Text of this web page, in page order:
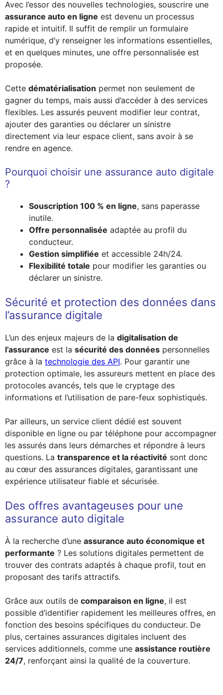
Avec l’essor des nouvelles technologies, souscrire une
assurance auto en ligne est devenu un processus
rapide et intuitif. Il suffit de remplir un formulaire
numérique, d’y renseigner les informations essentielles,
et en quelques minutes, une offre personnalisée est
proposée.
Cette dématérialisation permet non seulement de
gagner du temps, mais aussi d’accéder à des services
flexibles. Les assurés peuvent modifier leur contrat,
ajouter des garanties ou déclarer un sinistre
directement via leur espace client, sans avoir à se
rendre en agence.
Pourquoi choisir une assurance auto digitale
?
Souscription 100 % en ligne, sans paperasse
inutile.
Offre personnalisée adaptée au profil du
conducteur.
Gestion simplifiée et accessible 24h/24.
Flexibilité totale pour modifier les garanties ou
déclarer un sinistre.
Sécurité et protection des données dans
l’assurance digitale
L’un des enjeux majeurs de la digitalisation de
l’assurance est la sécurité des données personnelles
grâce à la technologie des API. Pour garantir une
protection optimale, les assureurs mettent en place des
protocoles avancés, tels que le cryptage des
informations et l’utilisation de pare-feux sophistiqués.
Par ailleurs, un service client dédié est souvent
disponible en ligne ou par téléphone pour accompagner
les assurés dans leurs démarches et répondre à leurs
questions. La transparence et la réactivité sont donc
au cœur des assurances digitales, garantissant une
expérience utilisateur fiable et sécurisée.
Des offres avantageuses pour une
assurance auto digitale
À la recherche d’une assurance auto économique et
performante ? Les solutions digitales permettent de
trouver des contrats adaptés à chaque profil, tout en
proposant des tarifs attractifs.
Grâce aux outils de comparaison en ligne, il est
possible d’identifier rapidement les meilleures offres, en
fonction des besoins spécifiques du conducteur. De
plus, certaines assurances digitales incluent des
services additionnels, comme une assistance routière
24/7, renforçant ainsi la qualité de la couverture.